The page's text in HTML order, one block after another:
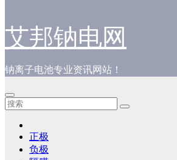
艾邦钠电网
钠离子电池专业资讯网站！
正极
负极